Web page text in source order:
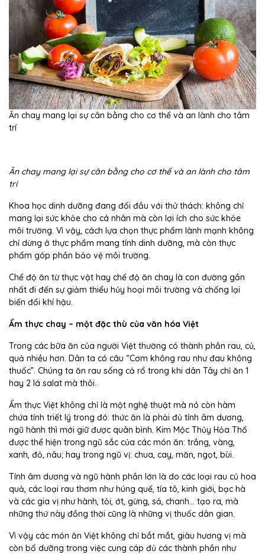
Ăn chay mang lại sự cân bằng cho cơ thể và an lành cho tâm
trí
Ăn chay mang lại sự cân bằng cho cơ thể và an lành cho tâm
trí
Khoa học dinh dưỡng đang đối đầu với thử thách: không chỉ
mang lại sức khỏe cho cá nhân mà còn lợi ích cho sức khỏe
môi trường. Vì vậy, cách lựa chọn thực phẩm lành mạnh không
chỉ dừng ở thực phẩm mang tính dinh dưỡng, mà còn thực
phẩm góp phần bảo vệ môi trường.
Chế độ ăn từ thực vật hay chế độ ăn chay là con đường gần
nhất đi đến sự giảm thiểu hủy hoại môi trường và chống lại
biến đổi khí hậu.
Ẩm thực chay – một đặc thù của văn hóa Việt
Trong các bữa ăn của người Việt thường có thành phần rau, củ,
quả nhiều hơn. Dân ta có câu “Cơm không rau như đau không
thuốc”. Chúng ta ăn rau sống cả rổ trong khi dân Tây chỉ ăn 1
hay 2 lá salat mà thôi.
Ẩm thực Việt không chỉ là một nghệ thuật mà nó còn hàm
chứa tính triết lý trong đó: thức ăn là phải đủ tính âm dương,
ngũ hành thì mới giữ được quân bình. Kim Mộc Thủy Hỏa Thổ
được thể hiện trong ngũ sắc của các món ăn: trắng, vàng,
xanh, đỏ, nâu; hay trong ngũ vị: chua, cay, măn, ngọt, bùi.
Tính âm dương và ngũ hành phần lớn là do các loại rau củ hoa
quả, các loại rau thơm như húng quế, tía tô, kinh giới, bạc hà
và các gia vị như hành, tỏi, ớt, gừng, sả, chanh… tạo ra, mà
những thứ này đồng thời cũng là những vị thuốc dân gian.
Vì vậy các món ăn Việt không chỉ bắt mắt, giàu hương vị mà
còn bổ dưỡng trong việc cung cáp đủ các thành phần như